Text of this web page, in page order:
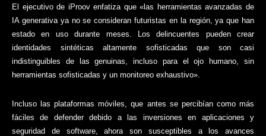
El ejecutivo de iProov enfatiza que «las herramientas avanzadas de
IA generativa ya no se consideran futuristas en la región, ya que han
estado en uso durante meses. Los delincuentes pueden crear
identidades sintéticas altamente sofisticadas que son casi
indistinguibles de las genuinas, incluso para el ojo humano, sin
herramientas sofisticadas y un monitoreo exhaustivo».
Incluso las plataformas móviles, que antes se percibían como más
fáciles de defender debido a las inversiones en aplicaciones y
seguridad de software, ahora son susceptibles a los avances